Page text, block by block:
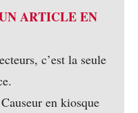
ARTICLE EN
c’est la seule
en kiosque